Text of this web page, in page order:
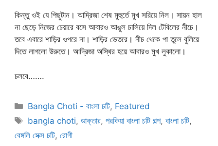
কিন্তু ওই যে পিছুটান। আদ্রিজা শেষ মুহুর্তে মুখ সরিয়ে নিল। সায়ন হাল
না ছেড়ে নিজের চেয়ারে বসে আবারও আঙুল চালিয়ে দিল টেবিলের নীচে।
তবে এবারে শাড়ির ওপরে না। শাড়ির ভেতরে। নীচ থেকে পা তুলে বুলিয়ে
দিতে লাগলো উরুতে। আদ্রিজা অস্থির হয়ে আবারও মুখ লুকালো।
চলবে…….
Categories
Bangla Choti - বাংলা চটি, Featured
Tags
bangla choti,ডাক্তার,পরকিয়া বাংলা চটি গল্প,বাংলা চটি,
বেঙ্গলি সেক্স চটি, রোগী